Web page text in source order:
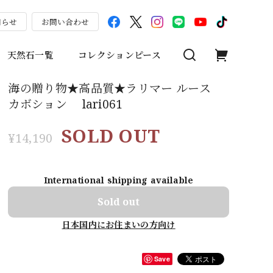
せ お問い合わせ
天然石一覧 コレクションピース
海の贈り物★高品質★ラリマー ルース
カボション lari061
¥14,190 SOLD OUT
International shipping available
Sold out
日本国内にお住まいの方向け
Save